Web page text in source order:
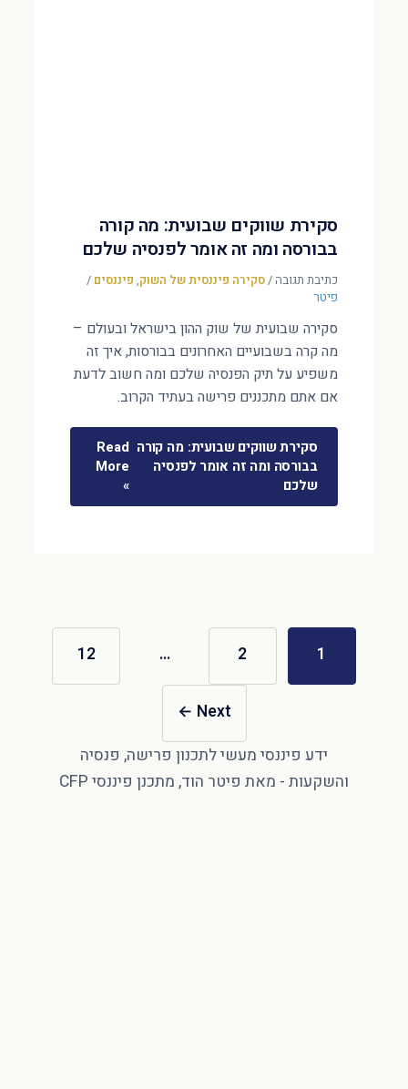
סקירת שווקים שבועית: מה קורה
בבורסה ומה זה אומר לפנסיה שלכם
כתיבת תגובה/סקירה פיננסית של השוק, פיננסים /
פיטר
סקירה שבועית של שוק ההון בישראל ובעולם –
מה קרה בשבועיים האחרונים בבורסות, איך זה
משפיע על תיק הפנסיה שלכם ומה חשוב לדעת
אם אתם מתכננים פרישה בעתיד הקרוב.
סקירת שווקים שבועית: מה קורה
בבורסה ומה זה אומר לפנסיה
שלכם
Read
More
»
1
2
…
12
Next
←